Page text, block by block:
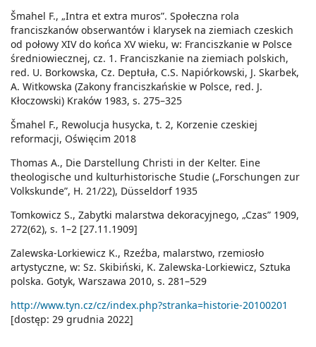
Šmahel F., „Intra et extra muros”. Społeczna rola
franciszkanów obserwantów i klarysek na ziemiach czeskich
od połowy XIV do końca XV wieku, w: Franciszkanie w Polsce
średniowiecznej, cz. 1. Franciszkanie na ziemiach polskich,
red. U. Borkowska, Cz. Deptuła, C.S. Napiórkowski, J. Skarbek,
A. Witkowska (Zakony franciszkańskie w Polsce, red. J.
Kłoczowski) Kraków 1983, s. 275–325
Šmahel F., Rewolucja husycka, t. 2, Korzenie czeskiej
reformacji, Oświęcim 2018
Thomas A., Die Darstellung Christi in der Kelter. Eine
theologische und kulturhistorische Studie („Forschungen zur
Volkskunde”, H. 21/22), Düsseldorf 1935
Tomkowicz S., Zabytki malarstwa dekoracyjnego, „Czas” 1909,
272(62), s. 1–2 [27.11.1909]
Zalewska-Lorkiewicz K., Rzeźba, malarstwo, rzemiosło
artystyczne, w: Sz. Skibiński, K. Zalewska-Lorkiewicz, Sztuka
polska. Gotyk, Warszawa 2010, s. 281–529
http://www.tyn.cz/cz/index.php?stranka=historie-20100201
[dostęp: 29 grudnia 2022]